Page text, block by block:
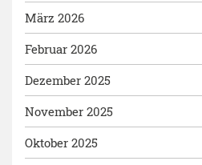
März 2026
Februar 2026
Dezember 2025
November 2025
Oktober 2025